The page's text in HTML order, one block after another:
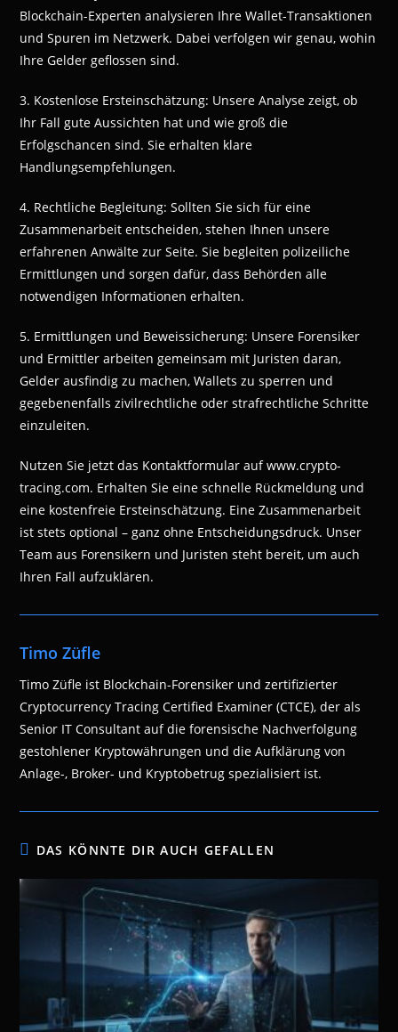
Blockchain-Experten analysieren Ihre Wallet-Transaktionen
und Spuren im Netzwerk. Dabei verfolgen wir genau, wohin
Ihre Gelder geflossen sind.
3. Kostenlose Ersteinschätzung: Unsere Analyse zeigt, ob
Ihr Fall gute Aussichten hat und wie groß die
Erfolgschancen sind. Sie erhalten klare
Handlungsempfehlungen.
4. Rechtliche Begleitung: Sollten Sie sich für eine
Zusammenarbeit entscheiden, stehen Ihnen unsere
erfahrenen Anwälte zur Seite. Sie begleiten polizeiliche
Ermittlungen und sorgen dafür, dass Behörden alle
notwendigen Informationen erhalten.
5. Ermittlungen und Beweissicherung: Unsere Forensiker
und Ermittler arbeiten gemeinsam mit Juristen daran,
Gelder ausfindig zu machen, Wallets zu sperren und
gegebenenfalls zivilrechtliche oder strafrechtliche Schritte
einzuleiten.
Nutzen Sie jetzt das Kontaktformular auf www.crypto-
tracing.com. Erhalten Sie eine schnelle Rückmeldung und
eine kostenfreie Ersteinschätzung. Eine Zusammenarbeit
ist stets optional – ganz ohne Entscheidungsdruck. Unser
Team aus Forensikern und Juristen steht bereit, um auch
Ihren Fall aufzuklären.
Timo Züfle
Timo Züfle ist Blockchain-Forensiker und zertifizierter
Cryptocurrency Tracing Certified Examiner (CTCE), der als
Senior IT Consultant auf die forensische Nachverfolgung
gestohlener Kryptowährungen und die Aufklärung von
Anlage-, Broker- und Kryptobetrug spezialisiert ist.
DAS KÖNNTE DIR AUCH GEFALLEN